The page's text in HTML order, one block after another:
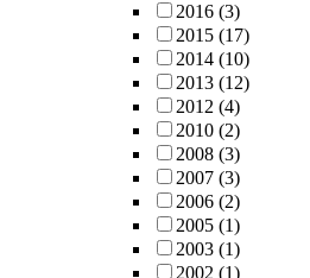
2016 (3)
2015 (17)
2014 (10)
2013 (12)
2012 (4)
2010 (2)
2008 (3)
2007 (3)
2006 (2)
2005 (1)
2003 (1)
2002 (1)